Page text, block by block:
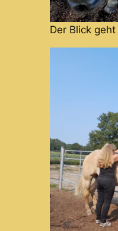
Der Blick